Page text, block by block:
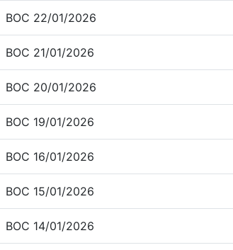
BOC 22/01/2026
BOC 21/01/2026
BOC 20/01/2026
BOC 19/01/2026
BOC 16/01/2026
BOC 15/01/2026
BOC 14/01/2026